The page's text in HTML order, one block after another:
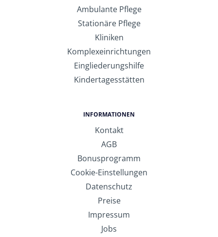
Ambulante Pflege
Stationäre Pflege
Kliniken
Komplexeinrichtungen
Eingliederungshilfe
Kindertagesstätten
INFORMATIONEN
Kontakt
AGB
Bonusprogramm
Cookie-Einstellungen
Datenschutz
Preise
Impressum
Jobs